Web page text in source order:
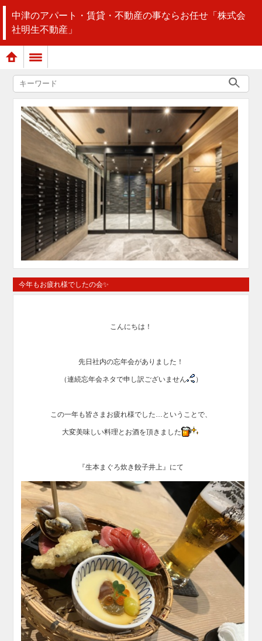
中津のアパート・賃貸・不動産の事ならお任せ「株式会
社明生不動産」
今年もお疲れ様でしたの会✨
こんにちは！
先日社内の忘年会がありました！
（連続忘年会ネタで申し訳ございません ）
この一年も皆さまお疲れ様でした…ということで、
大変美味しい料理とお酒を頂きました
『生本まぐろ炊き餃子井上』にて